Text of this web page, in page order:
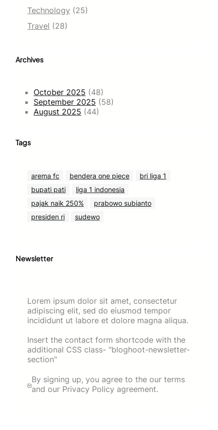
Technology (25)
Travel (28)
Archives
October 2025 (48)
September 2025 (58)
August 2025 (44)
Tags
arema fc bendera one piece
bri liga 1
bupati pati
liga 1 indonesia
pajak naik 250%
prabowo subianto
presiden ri
sudewo
Newsletter
Lorem ipsum dolor sit amet, consectetur
adipiscing elit, sed do eiusmod tempor
incididunt ut labore et dolore magna aliqua.
Insert the contact form shortcode with the
additional CSS class- "bloghoot-newsletter-
section"
By signing up, you agree to the our terms
and our Privacy Policy agreement.